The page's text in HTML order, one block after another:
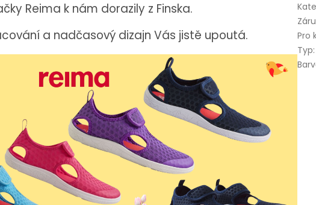
Reima k nám dorazily z Finska.
a nadčasový dizajn Vás jistě upoutá.
Pro
Typ: